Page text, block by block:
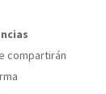
compartirán